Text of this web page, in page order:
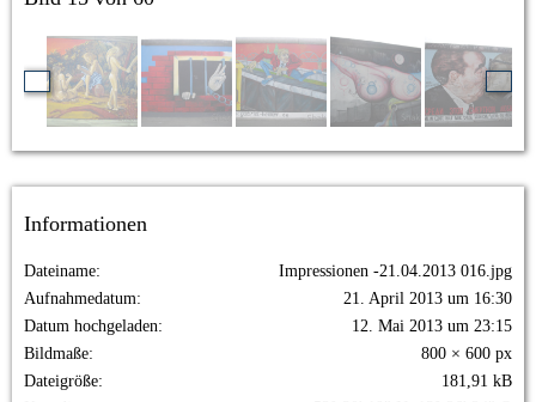
Informationen
Dateiname
Impressionen -21.04.2013 016.jpg
Aufnahmedatum
21. April 2013 um 16:30
Datum hochgeladen
12. Mai 2013 um 23:15
Bildmaße
800 × 600 px
Dateigröße
181,91 kB